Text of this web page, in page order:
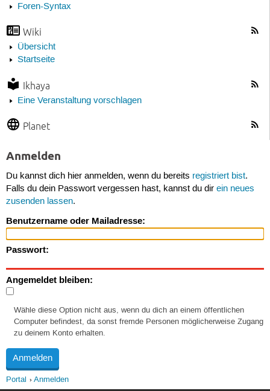
Foren-Syntax
Wiki
Übersicht
Startseite
Ikhaya
Eine Veranstaltung vorschlagen
Planet
Anmelden
Du kannst dich hier anmelden, wenn du bereits registriert bist.
Falls du dein Passwort vergessen hast, kannst du dir ein neues
zusenden lassen.
Benutzername oder Mailadresse:
Passwort:
Angemeldet bleiben:
Wähle diese Option nicht aus, wenn du dich an einem öffentlichen
Computer befindest, da sonst fremde Personen möglicherweise Zugang
zu deinem Konto erhalten.
Portal Anmelden